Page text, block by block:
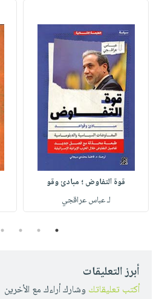
قوة التفاوض ؛ مبادئ وقو
لـ عباس عراقجي
1
2
3
4
أبرز التعليقات
أكتب تعليقاتك وشارك أراءك مع الأخرين